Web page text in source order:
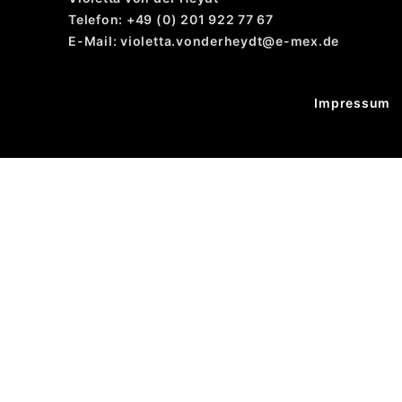
Telefon: +49 (0) 201 922 77 67
E-Mail: violetta.vonderheydt@e-mex.de
Impressum